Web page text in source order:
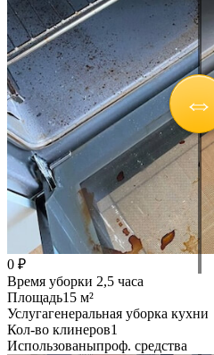
0 ₽
Время уборки 2,5 часа
Площадь15 м²
Услугагенеральная уборка кухни
Кол-во клинеров1
Использованыпроф. средства